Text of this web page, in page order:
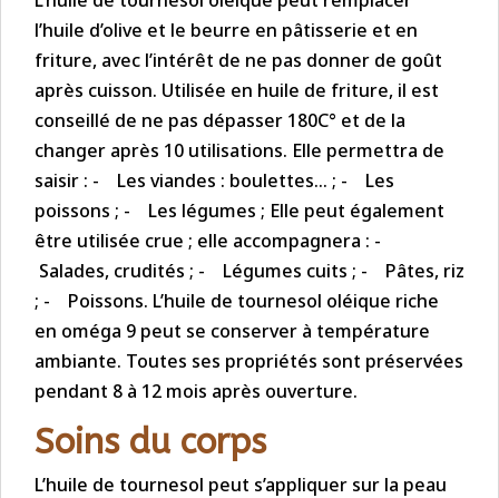
l’huile d’olive et le beurre en pâtisserie et en
friture, avec l’intérêt de ne pas donner de goût
après cuisson. Utilisée en huile de friture, il est
conseillé de ne pas dépasser 180C° et de la
changer après 10 utilisations. Elle permettra de
saisir : - Les viandes : boulettes… ; - Les
poissons ; - Les légumes ; Elle peut également
être utilisée crue ; elle accompagnera : -
Salades, crudités ; - Légumes cuits ; - Pâtes, riz
; - Poissons. L’huile de tournesol oléique riche
en oméga 9 peut se conserver à température
ambiante. Toutes ses propriétés sont préservées
pendant 8 à 12 mois après ouverture.
Soins du corps
L’huile de tournesol peut s’appliquer sur la peau